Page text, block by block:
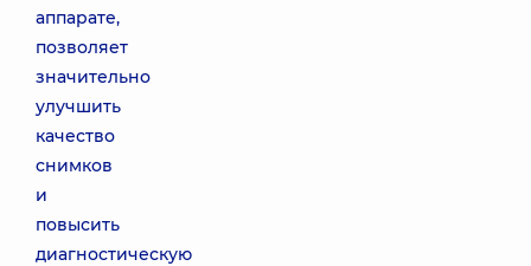
аппарате,
позволяет
значительно
улучшить
качество
снимков
и
повысить
диагностическую